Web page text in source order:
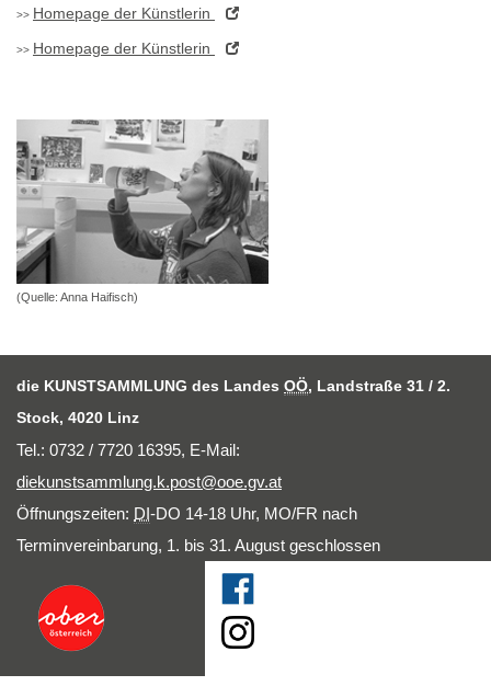
Homepage der Künstlerin
Homepage der Künstlerin
(Quelle: Anna Haifisch)
die KUNSTSAMMLUNG des Landes OÖ, Landstraße 31 / 2.
Stock, 4020 Linz
Tel.: 0732 / 7720 16395, E-Mail:
diekunstsammlung.k.post@ooe.gv.at
Öffnungszeiten: DI-DO 14-18 Uhr, MO/FR nach
Terminvereinbarung, 1. bis 31. August geschlossen